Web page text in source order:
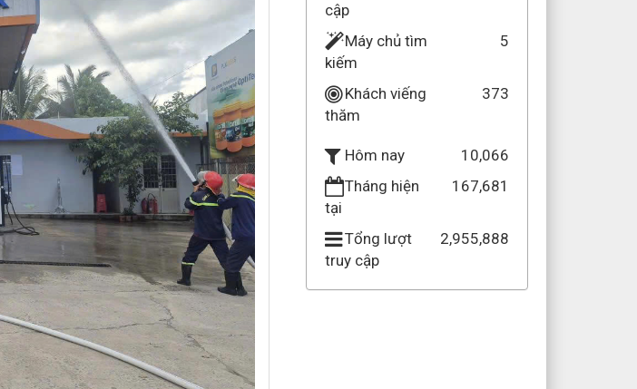
cập
Máy chủ tìm
kiếm
5
Khách viếng
thăm
373
Hôm nay
10,066
Tháng hiện
tại
167,681
Tổng lượt
truy cập
2,955,888